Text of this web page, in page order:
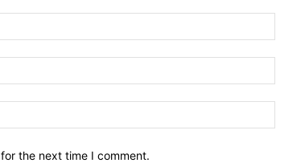
the next time I comment.